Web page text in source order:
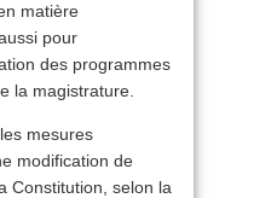
matière
pour
des programmes
la magistrature.
mesures
modification de
Constitution, selon la